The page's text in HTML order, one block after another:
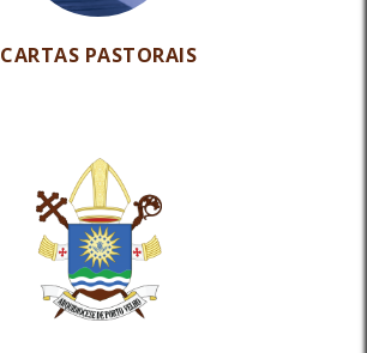
CARTAS PASTORAIS